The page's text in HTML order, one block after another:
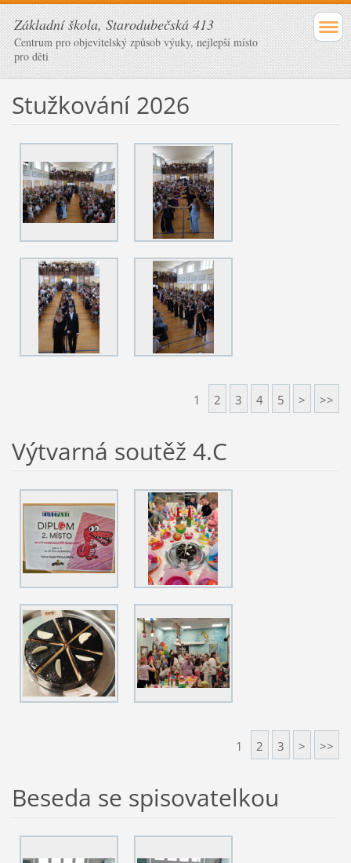
Základní škola, Starodubečská 413
Centrum pro objevitelský způsob výuky, nejlepší místo
pro děti
Stužkování 2026
1 2 3 4 5 > >>
Výtvarná soutěž 4.C
1 2 3 > >>
Beseda se spisovatelkou